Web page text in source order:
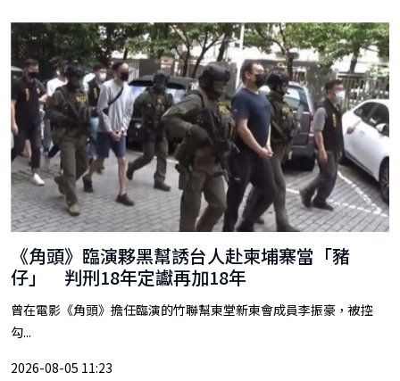
《角頭》臨演夥黑幫誘台人赴柬埔寨當「豬
仔」 判刑18年定讞再加18年
曾在電影《角頭》擔任臨演的竹聯幫東堂新東會成員李振豪，被控
勾...
2026-08-05 11:23